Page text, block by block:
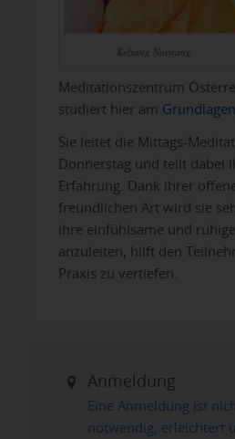
Kelsang Norwang
Meditationszentrum
studiert hier am
Sie leitet die Mittags-
Donnerstag und teilt dabei
Erfahrung. Dank ihrer
freundlichen Art wird sie
ihre einfühlsame und
anzuleiten, hilft den
Praxis zu vertiefen.
Anmeldung
Eine Anmeldung ist
notwendig, erleichtert